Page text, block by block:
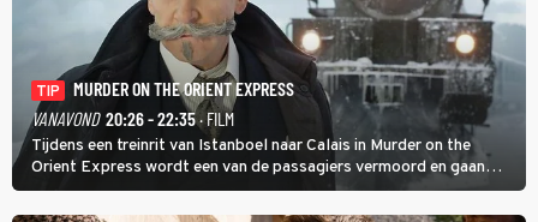
TIP
MURDER ON THE ORIENT EXPRESS
VANAVOND 20:26 - 22:35· FILM
Tijdens een treinrit van Istanboel naar Calais in Murder on the
Orient Express wordt een van de passagiers vermoord en gaan
detective Hercule Poirot en zijn snor uitzoeken wie van de andere
treinreizigers de dader is.